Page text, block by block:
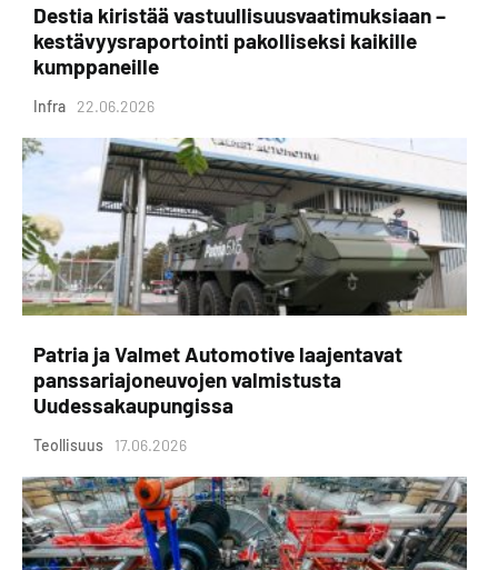
Destia kiristää vastuullisuusvaatimuksiaan –
kestävyysraportointi pakolliseksi kaikille
kumppaneille
Infra 22.06.2026
Patria ja Valmet Automotive laajentavat
panssariajoneuvojen valmistusta
Uudessakaupungissa
Teollisuus 17.06.2026